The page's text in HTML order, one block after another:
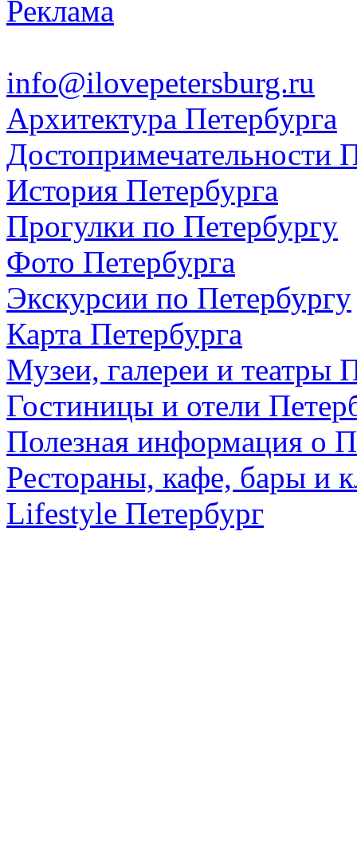
Реклама
info@ilovepetersburg.ru
Архитектура Петербурга
Достопримечательности
История Петербурга
Прогулки по Петербургу
Фото Петербурга
Экскурсии по Петербургу
Карта Петербурга
Музеи, галереи и театры
Гостиницы и отели
Полезная информация о
Рестораны, кафе, бары и
Lifestyle Петербург